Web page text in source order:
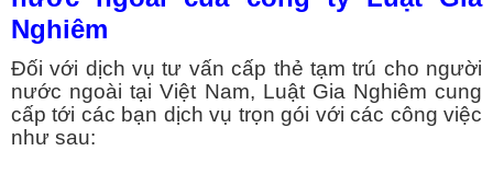
Nghiêm
Đối với dịch vụ tư vấn cấp thẻ tạm trú cho người
nước ngoài tại Việt Nam, Luật Gia Nghiêm cung
cấp tới các bạn dịch vụ trọn gói với các công việc
như sau: